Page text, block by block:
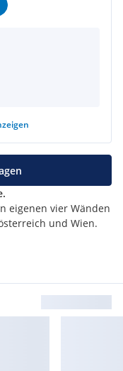
weitere Wohnungen
auf unserer
oder
eigenen vier Wänden
und Wien.